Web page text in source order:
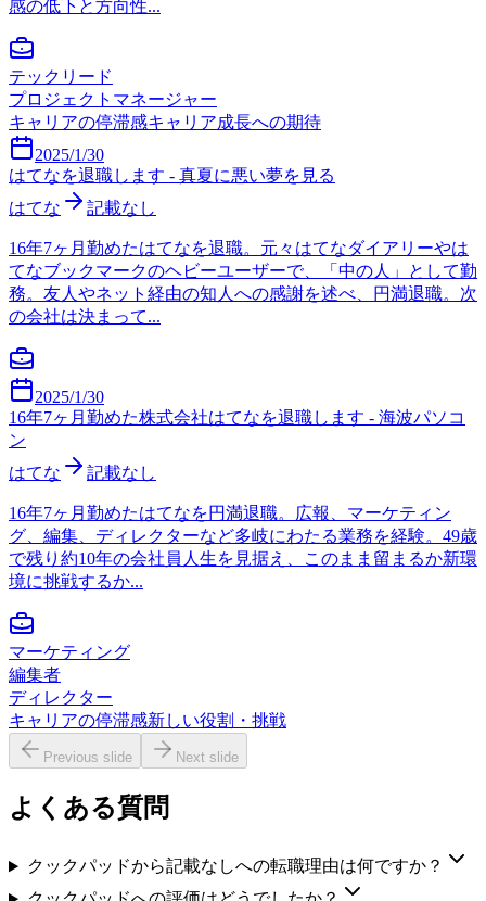
感の低下と方向性...
テックリード
プロジェクトマネージャー
キャリアの停滞感キャリア成長への期待
2025/1/30
はてなを退職します - 真夏に悪い夢を見る
はてな
記載なし
16年7ヶ月勤めたはてなを退職。元々はてなダイアリーやは
てなブックマークのヘビーユーザーで、「中の人」として勤
務。友人やネット経由の知人への感謝を述べ、円満退職。次
の会社は決まって...
2025/1/30
16年7ヶ月勤めた株式会社はてなを退職します - 海波パソコ
ン
はてな
記載なし
16年7ヶ月勤めたはてなを円満退職。広報、マーケティン
グ、編集、ディレクターなど多岐にわたる業務を経験。49歳
で残り約10年の会社員人生を見据え、このまま留まるか新環
境に挑戦するか...
マーケティング
編集者
ディレクター
キャリアの停滞感新しい役割・挑戦
Previous slide Next slide
よくある質問
クックパッドから記載なしへの転職理由は何ですか？